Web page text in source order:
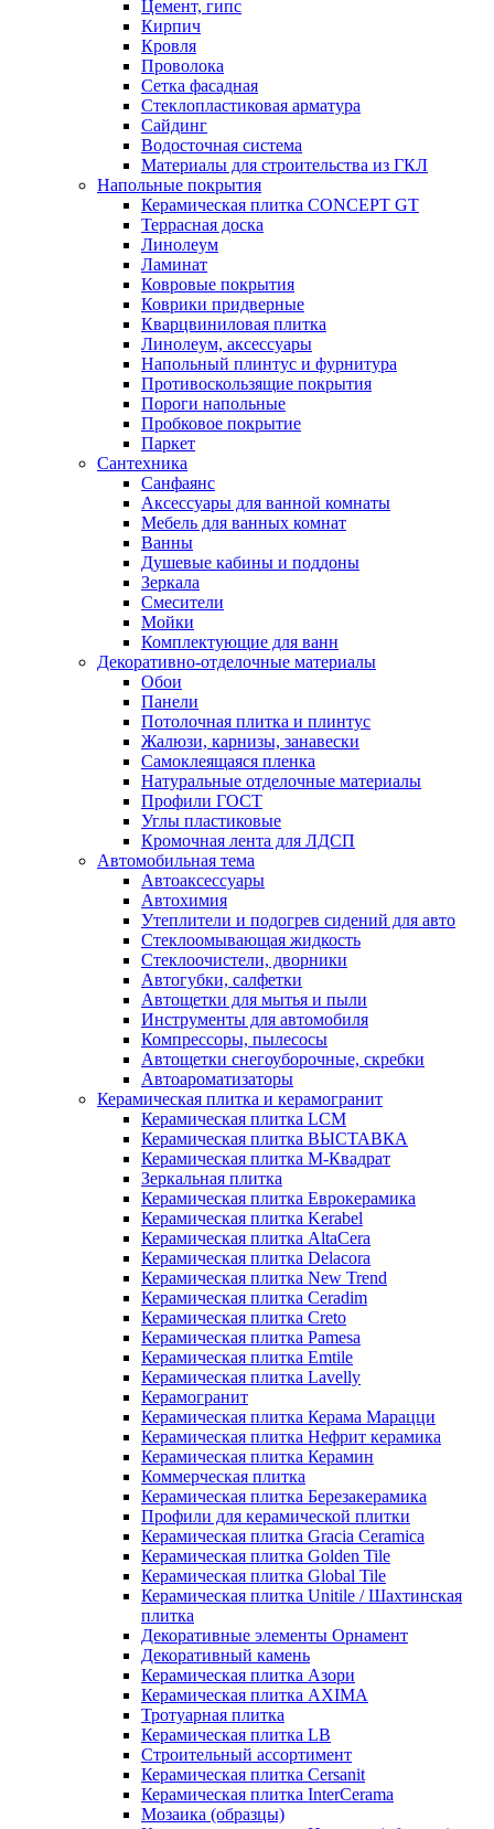
Цемент, гипс
Кирпич
Кровля
Проволока
Сетка фасадная
Стеклопластиковая арматура
Сайдинг
Водосточная система
Материалы для строительства из ГКЛ
Напольные покрытия
Керамическая плитка CONCEPT GT
Террасная доска
Линолеум
Ламинат
Ковровые покрытия
Коврики придверные
Кварцвиниловая плитка
Линолеум, аксессуары
Напольный плинтус и фурнитура
Противоскользящие покрытия
Пороги напольные
Пробковое покрытие
Паркет
Сантехника
Санфаянс
Аксессуары для ванной комнаты
Мебель для ванных комнат
Ванны
Душевые кабины и поддоны
Зеркала
Смесители
Мойки
Комплектующие для ванн
Декоративно-отделочные материалы
Обои
Панели
Потолочная плитка и плинтус
Жалюзи, карнизы, занавески
Самоклеящаяся пленка
Натуральные отделочные материалы
Профили ГОСТ
Углы пластиковые
Кромочная лента для ЛДСП
Автомобильная тема
Автоаксессуары
Автохимия
Утеплители и подогрев сидений для авто
Стеклоомывающая жидкость
Стеклоочистели, дворники
Автогубки, салфетки
Автощетки для мытья и пыли
Инструменты для автомобиля
Компрессоры, пылесосы
Автощетки снегоуборочные, скребки
Автоароматизаторы
Керамическая плитка и керамогранит
Керамическая плитка LCM
Керамическая плитка ВЫСТАВКА
Керамическая плитка М-Квадрат
Зеркальная плитка
Керамическая плитка Еврокерамика
Керамическая плитка Kerabel
Керамическая плитка AltaCera
Керамическая плитка Delacora
Керамическая плитка New Trend
Керамическая плитка Ceradim
Керамическая плитка Creto
Керамическая плитка Pamesa
Керамическая плитка Emtile
Керамическая плитка Lavelly
Керамогранит
Керамическая плитка Керама Марацци
Керамическая плитка Нефрит керамика
Керамическая плитка Керамин
Коммерческая плитка
Керамическая плитка Березакерамика
Профили для керамической плитки
Керамическая плитка Gracia Ceramica
Керамическая плитка Golden Tile
Керамическая плитка Global Tile
Керамическая плитка Unitile / Шахтинская
плитка
Декоративные элементы Орнамент
Декоративный камень
Керамическая плитка Азори
Керамическая плитка AXIMA
Тротуарная плитка
Керамическая плитка LB
Строительный ассортимент
Керамическая плитка Cersanit
Керамическая плитка InterCerama
Мозаика (образцы)